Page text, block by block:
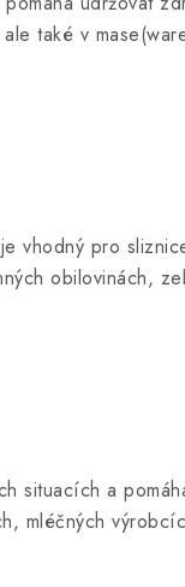
také v
vhodný pro
obilovinách,
situacích a
mléčných